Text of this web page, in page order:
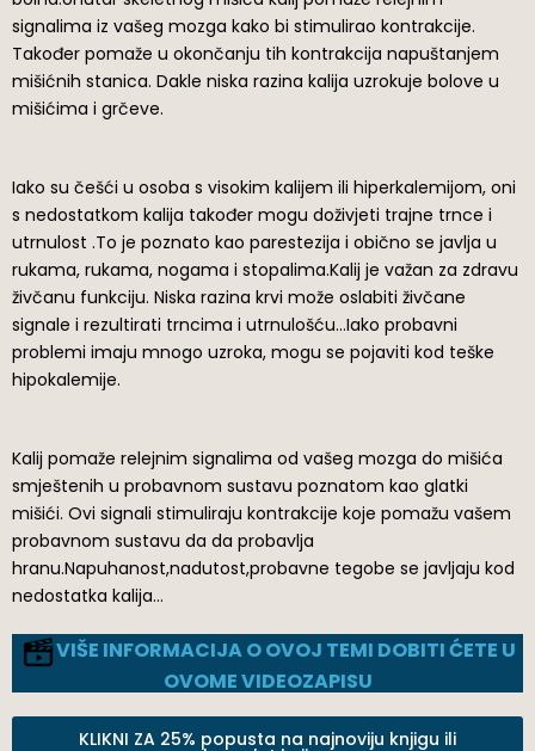
signalima iz vašeg mozga kako bi stimulirao kontrakcije.
Također pomaže u okončanju tih kontrakcija napuštanjem
mišićnih stanica. Dakle niska razina kalija uzrokuje bolove u
mišićima i grčeve.
Iako su češći u osoba s visokim kalijem ili hiperkalemijom, oni
s nedostatkom kalija također mogu doživjeti trajne trnce i
utrnulost .To je poznato kao parestezija i obično se javlja u
rukama, rukama, nogama i stopalima.Kalij je važan za zdravu
živčanu funkciju. Niska razina krvi može oslabiti živčane
signale i rezultirati trncima i utrnulošću…Iako probavni
problemi imaju mnogo uzroka, mogu se pojaviti kod teške
hipokalemije.
Kalij pomaže relejnim signalima od vašeg mozga do mišića
smještenih u probavnom sustavu poznatom kao glatki
mišići. Ovi signali stimuliraju kontrakcije koje pomažu vašem
probavnom sustavu da da probavlja
hranu.Napuhanost,nadutost,probavne tegobe se javljaju kod
nedostatka kalija…
VIŠE INFORMACIJA O OVOJ TEMI DOBITI ĆETE U
OVOME VIDEOZAPISU
KLIKNI ZA 25% popusta na najnoviju knjigu ili